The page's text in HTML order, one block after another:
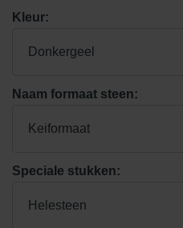
Kleur:
Donkergeel
Naam formaat steen:
Keiformaat
Speciale stukken:
Helesteen